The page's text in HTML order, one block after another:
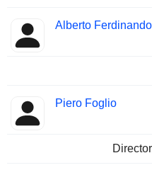
Alberto
Piero Foglio